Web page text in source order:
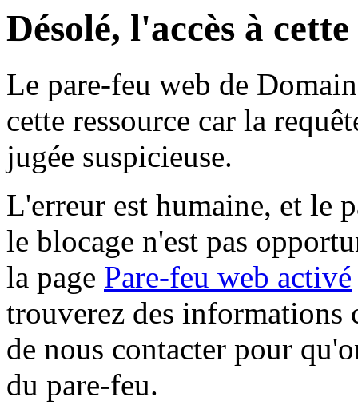
Désolé, l'accès à
Le pare-feu web de
cette ressource car la
jugée suspicieuse.
L'erreur est humaine, et le
le blocage n'est pas
la page Pare-feu web activé
trouverez des informations
de nous contacter pour
du pare-feu.